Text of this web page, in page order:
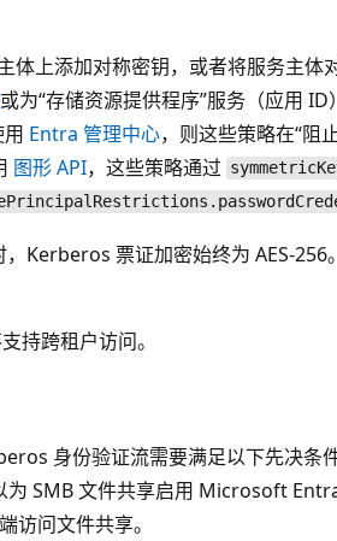
体上添加对称密钥，或者将服务主体
或为“存储资源提供程序”服务（应用 ID）
Entra 管理中心，则这些策略在“阻
图形 API，这些策略通过
Kerberos 票证加密始终为 AES-256
持跨租户访问。
身份验证流需要满足以下先决条
为 SMB 文件共享启用 Microsoft
访问文件共享。